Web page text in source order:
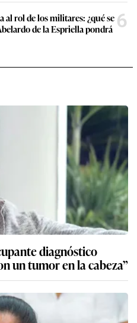
al rol de los militares: ¿qué se
de la Espriella pondrá 6
diagnóstico
un tumor en la cabeza”